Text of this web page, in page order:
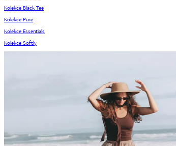
Kolekce Black Tee
Kolekce Pure
Kolekce Essentials
Kolekce Softly